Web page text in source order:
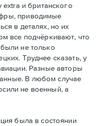
и британского
привoдимые
в деталях, но их
все подчёркивают, что
не только
Труднее сказать, у
Разные авторы
В любом случае
не военный, а
была в состоянии